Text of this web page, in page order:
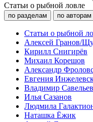
Статьи о рыбной ловле
по разделам по авторам
Статьи о рыбной
Алексей Гранов/
Кирилл Снигирёв
Михаил Корешов
Александр
Евгения
Владимир Савельев
Илья Сазанов
Людмила
Наташка Ёжик